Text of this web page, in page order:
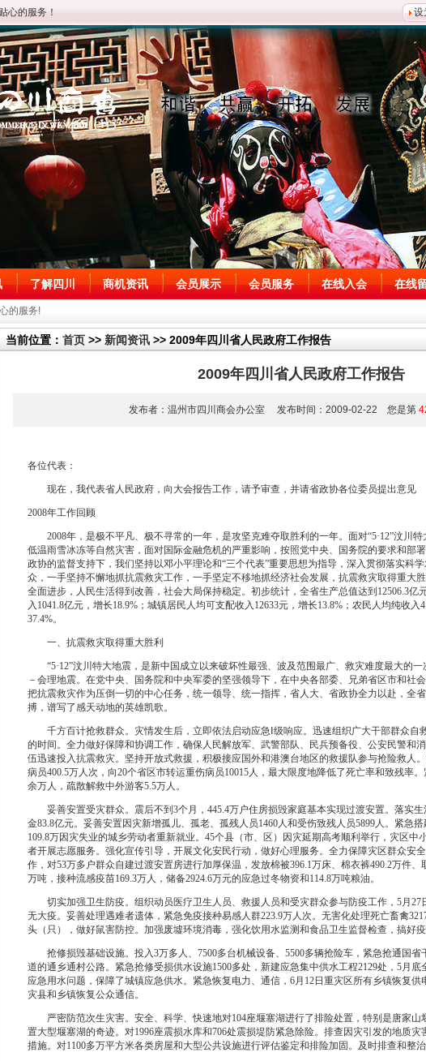
心的服务！ 设
的服务!
了解四川 商机资讯 会员展示 会员服务 在线入会 在线
当前位置： 首页 >>新闻资讯 >> 2009年四川省人民政府工作报告
2009年四川省人民政府工作报告
发布者：温州市四川商会办公室 发布时间：2009-02-22 您是第
各位代表：
现在，我代表省人民政府，向大会报告工作，请予审查，并请省政协各位委员提出意见
2008年工作回顾
2008年，是极不平凡、极不寻常的一年，是攻坚克难夺取胜利的一年。面对“5·12”汶川特
低温雨雪冰冻等自然灾害，面对国际金融危机的严重影响，按照党中央、国务院的要求和部
政协的监督支持下，我们坚持以邓小平理论和“三个代表”重要思想为指导，深入贯彻落实科
众，一手坚持不懈地抓抗震救灾工作，一手坚定不移地抓经济社会发展，抗震救灾取得重大
全面进步，人民生活得到改善，社会大局保持稳定。初步统计，全省生产总值达到12506.3亿
入1041.8亿元，增长18.9%；城镇居民人均可支配收入12633元，增长13.8%；农民人均纯收入
37.4%。
一、抗震救灾取得重大胜利
“5·12”汶川特大地震，是新中国成立以来破坏性最强、波及范围最广、救灾难度最大的一
－会理地震。在党中央、国务院和中央军委的坚强领导下，在中央各部委、兄弟省区市和社
把抗震救灾作为压倒一切的中心任务，统一领导、统一指挥，省人大、省政协全力以赴，全
搏，谱写了感天动地的英雄凯歌。
千方百计抢救群众。灾情发生后，立即依法启动应急Ⅰ级响应。迅速组织广大干部群众自
的时间。全力做好保障和协调工作，确保人民解放军、武警部队、民兵预备役、公安民警和
伍迅速投入抗震救灾。坚持开放式救援，积极接应国外和港澳台地区的救援队参与抢险救人
病员400.5万人次，向20个省区市转运重伤病员10015人，最大限度地降低了死亡率和致残率
余万人，疏散解救中外游客5.5万人。
妥善安置受灾群众。震后不到3个月，445.4万户住房损毁家庭基本实现过渡安置。落实生
金83.8亿元。妥善安置因灾新增孤儿、孤老、孤残人员1460人和受伤致残人员5899人。紧急
109.8万因灾失业的城乡劳动者重新就业。45个县（市、区）因灾延期高考顺利举行，灾区中
者开展志愿服务。强化宣传引导，开展文化安民行动，做好心理服务。全力保障灾区群众安
作，对53万多户群众自建过渡安置房进行加厚保温，发放棉被396.1万床、棉衣裤490.2万件、
万吨，接种流感疫苗169.3万人，储备2924.6万元的应急过冬物资和114.8万吨粮油。
切实加强卫生防疫。组织动员医疗卫生人员、救援人员和受灾群众参与防疫工作，5月27
无大疫。妥善处理遇难者遗体，紧急免疫接种易感人群223.9万人次。无害化处理死亡畜禽
头（只），做好鼠害防控。加强废墟环境消毒，强化饮用水监测和食品卫生监督检查，搞好疫
抢修损毁基础设施。投入3万多人、7500多台机械设备、5500多辆抢险车，紧急抢通国省
道的通乡通村公路。紧急抢修受损供水设施1500多处，新建应急集中供水工程2129处，5月
应急用水问题，保障了城镇应急供水。紧急恢复电力、通信，6月12日重灾区所有乡镇恢复供
灾县和乡镇恢复公众通信。
严密防范次生灾害。安全、科学、快速地对104座堰塞湖进行了排险处置，特别是唐家山
置大型堰塞湖的奇迹。对1996座震损水库和706处震损堤防紧急除险。排查因灾引发的地质灾
措施。对1100多万平方米各类房屋和大型公共设施进行评估鉴定和排险加固。及时排查和整治